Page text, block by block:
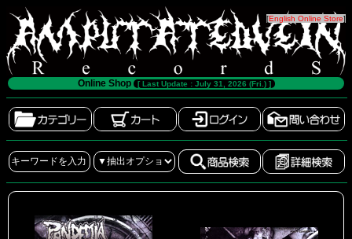
[English Online Store]
Online Shop [ Last Update : July 31, 2026 (Fri.) ]